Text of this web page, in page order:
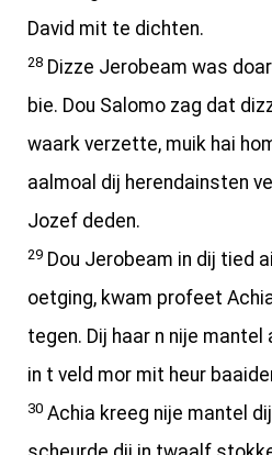
David mit te dichten.
28 Dizze Jerobeam was
bie. Dou Salomo zag dat
waark verzette, muik hai
aalmoal dij herendainsten
Jozef deden.
29 Dou Jerobeam in dij tied
oetging, kwam profeet
tegen. Dij haar n nije mantel
in t veld mor mit heur
30 Achia kreeg nije mantel